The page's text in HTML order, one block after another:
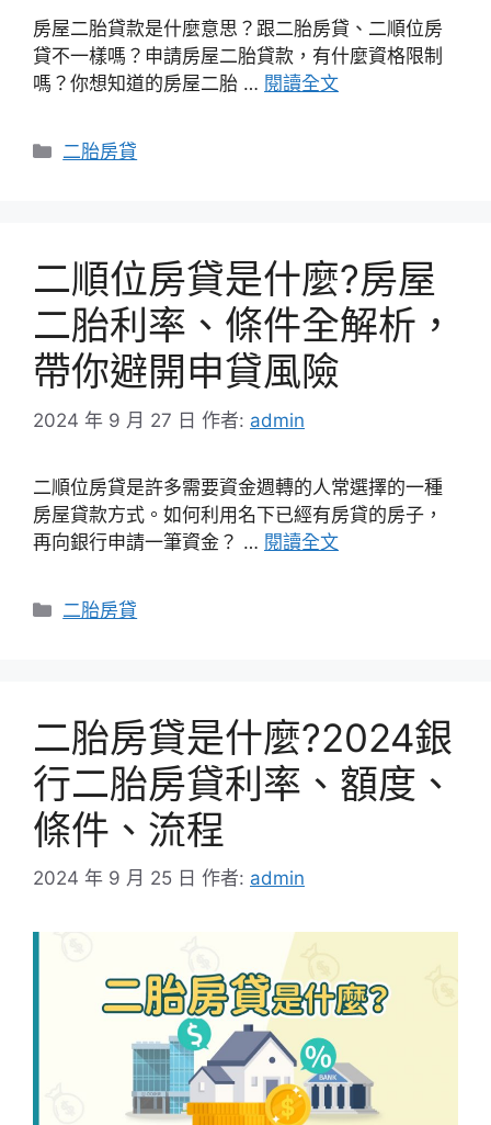
房屋二胎貸款是什麼意思？跟二胎房貸、二順位房
貸不一樣嗎？申請房屋二胎貸款，有什麼資格限制
嗎？你想知道的房屋二胎 … 閱讀全文
分
二胎房貸
二順位房貸是什麼?房屋
二胎利率、條件全解析，
帶你避開申貸風險
2024 年 9 月 27 日 作者: admin
二順位房貸是許多需要資金週轉的人常選擇的一種
房屋貸款方式。如何利用名下已經有房貸的房子，
再向銀行申請一筆資金？ … 閱讀全文
分
二胎房貸
二胎房貸是什麼?2024銀
行二胎房貸利率、額度、
條件、流程
2024 年 9 月 25 日 作者: admin